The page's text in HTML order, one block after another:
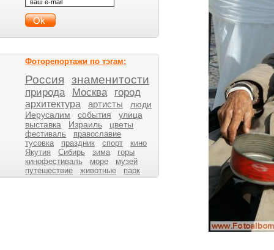
Фоторепортажи по тэгам:
Россия знаменитости
природа Москва город
архитектура артисты
люди
Иерусалим
события
улица
выставка
Израиль цветы
фестиваль
православие
тусовка
праздник спорт
кино
Якутия
Сибирь зима
горы
кинофестиваль
море
музей
путешествие
животные парк